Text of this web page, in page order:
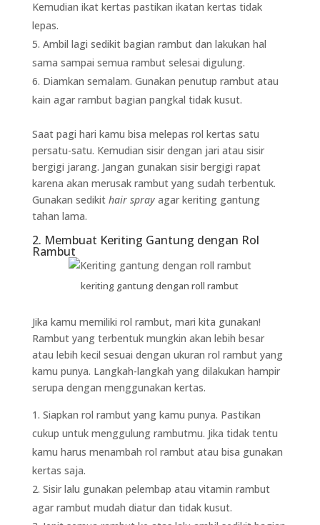
Kemudian ikat kertas pastikan ikatan kertas tidak
lepas.
Ambil lagi sedikit bagian rambut dan lakukan hal
sama sampai semua rambut selesai digulung.
Diamkan semalam. Gunakan penutup rambut atau
kain agar rambut bagian pangkal tidak kusut.
Saat pagi hari kamu bisa melepas rol kertas satu
persatu-satu. Kemudian sisir dengan jari atau sisir
bergigi jarang. Jangan gunakan sisir bergigi rapat
karena akan merusak rambut yang sudah terbentuk.
Gunakan sedikit hair spray agar keriting gantung
tahan lama.
2. Membuat Keriting Gantung dengan Rol
Rambut
keriting gantung dengan roll rambut
Jika kamu memiliki rol rambut, mari kita gunakan!
Rambut yang terbentuk mungkin akan lebih besar
atau lebih kecil sesuai dengan ukuran rol rambut yang
kamu punya. Langkah-langkah yang dilakukan hampir
serupa dengan menggunakan kertas.
Siapkan rol rambut yang kamu punya. Pastikan
cukup untuk menggulung rambutmu. Jika tidak tentu
kamu harus menambah rol rambut atau bisa gunakan
kertas saja.
Sisir lalu gunakan pelembap atau vitamin rambut
agar rambut mudah diatur dan tidak kusut.